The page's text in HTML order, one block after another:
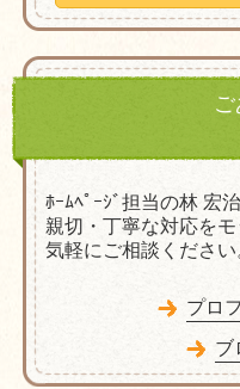
ﾎｰﾑﾍﾟｰｼﾞ担当の林 宏治
親切・丁寧な対応を
気軽にご相談ください
プロ
ブ